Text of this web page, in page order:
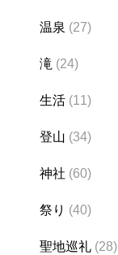
温泉 (27)
滝 (24)
生活 (11)
登山 (34)
神社 (60)
祭り (40)
聖地巡礼 (28)